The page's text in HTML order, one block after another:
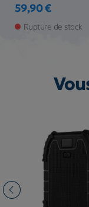
Prix
59,90 €
Rupture de stock